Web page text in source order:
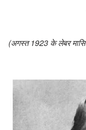
(अगस्त 1923 के लेबर